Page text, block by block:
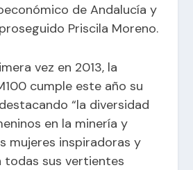
de Andalucía y
Priscila Moreno.
vez en 2013, la
cumple este año su
“la diversidad
en la minería y
mujeres inspiradoras y
todas sus vertientes